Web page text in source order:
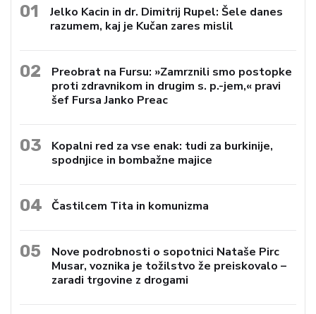
01
Jelko Kacin in dr. Dimitrij Rupel: Šele danes
razumem, kaj je Kučan zares mislil
02
Preobrat na Fursu: »Zamrznili smo postopke
proti zdravnikom in drugim s. p.-jem,« pravi
šef Fursa Janko Preac
03
Kopalni red za vse enak: tudi za burkinije,
spodnjice in bombažne majice
04 Častilcem Tita in komunizma
05
Nove podrobnosti o sopotnici Nataše Pirc
Musar, voznika je tožilstvo že preiskovalo –
zaradi trgovine z drogami